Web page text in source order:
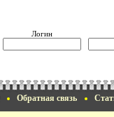
Логин
Обратная связь